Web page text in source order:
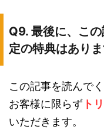
Q9. 最後に、こ
定の特典はあり
この記事を読んで
お客様に限らず ト
いただきます。